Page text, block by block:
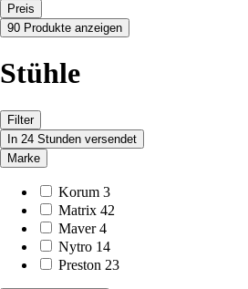
Preis
90 Produkte anzeigen
Stühle
Filter
In 24 Stunden versendet
Marke
Korum 3
Matrix 42
Maver 4
Nytro 14
Preston 23